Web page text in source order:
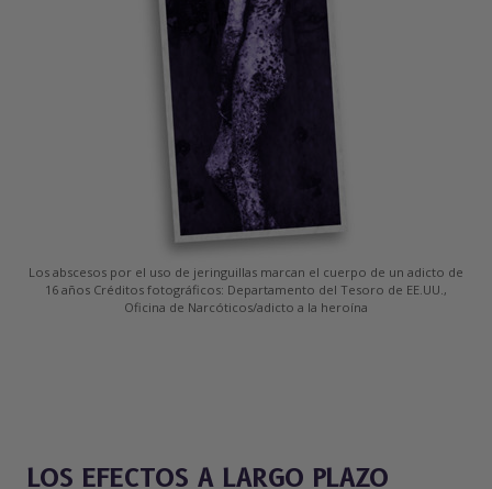
Los abscesos por el uso de jeringuillas marcan el cuerpo de un adicto de
16 años Créditos fotográficos: Departamento del Tesoro de EE.UU.,
Oficina de Narcóticos/adicto a la heroína
LOS EFECTOS A LARGO PLAZO